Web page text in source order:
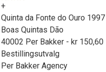
+
Quinta da Fonte do Ouro 1997
Boas Quintas Dão
40002 Per Bakker - kr 150,60
Bestillingsutvalg
Per Bakker Agency